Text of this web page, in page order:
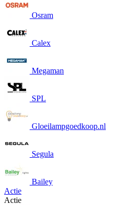
Osram
Calex
Megaman
SPL
Gloeilampgoedkoop.nl
Segula
Bailey
Actie
Actie